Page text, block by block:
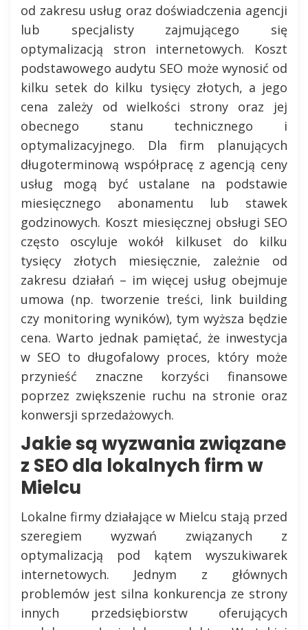
od zakresu usług oraz doświadczenia agencji
lub specjalisty zajmującego się
optymalizacją stron internetowych. Koszt
podstawowego audytu SEO może wynosić od
kilku setek do kilku tysięcy złotych, a jego
cena zależy od wielkości strony oraz jej
obecnego stanu technicznego i
optymalizacyjnego. Dla firm planujących
długoterminową współpracę z agencją ceny
usług mogą być ustalane na podstawie
miesięcznego abonamentu lub stawek
godzinowych. Koszt miesięcznej obsługi SEO
często oscyluje wokół kilkuset do kilku
tysięcy złotych miesięcznie, zależnie od
zakresu działań – im więcej usług obejmuje
umowa (np. tworzenie treści, link building
czy monitoring wyników), tym wyższa będzie
cena. Warto jednak pamiętać, że inwestycja
w SEO to długofalowy proces, który może
przynieść znaczne korzyści finansowe
poprzez zwiększenie ruchu na stronie oraz
konwersji sprzedażowych.
Jakie są wyzwania związane
z SEO dla lokalnych firm w
Mielcu
Lokalne firmy działające w Mielcu stają przed
szeregiem wyzwań związanych z
optymalizacją pod kątem wyszukiwarek
internetowych. Jednym z głównych
problemów jest silna konkurencja ze strony
innych przedsiębiorstw oferujących